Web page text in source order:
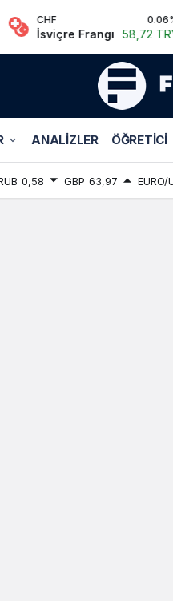
CHF 0.06%
İsviçre Frangı 58,72 TRY
KJ
ANALIZLER ÖĞRETICI
0,58 GBP 63,97 EURO/